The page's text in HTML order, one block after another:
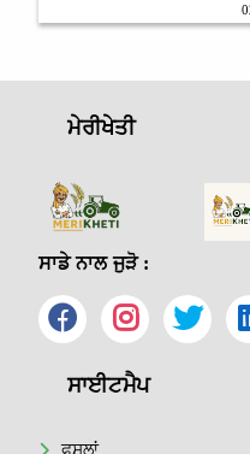
ਮੇਰੀਖੇਤੀ
ਸਾਡੇ ਨਾਲ ਜੁੜੋ :
ਸਾਈਟਮੈਪ
ਫਸਲਾਂ